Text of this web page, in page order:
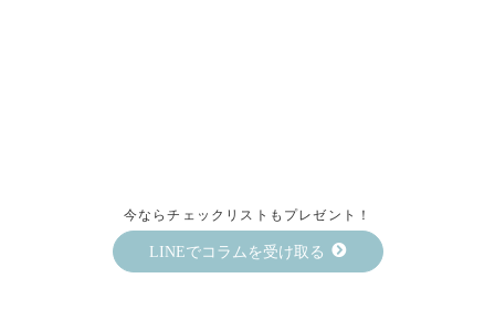
今ならチェックリストもプレゼント！
LINEでコラムを受け取る